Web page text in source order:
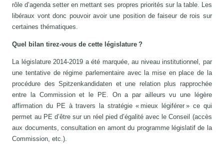
rôle d’agenda setter en mettant ses propres priorités sur la table. Les
libéraux vont donc pouvoir avoir une position de faiseur de rois sur
certaines thématiques.
Quel bilan tirez-vous de cette législature ?
La législature 2014-2019 a été marquée, au niveau institutionnel, par
une tentative de régime parlementaire avec la mise en place de la
procédure des Spitzenkandidaten et une relation plus rapprochée
entre la Commission et le PE. On a par ailleurs vu une légère
affirmation du PE à travers la stratégie « mieux légiférer » ce qui
permet au PE d’être sur un réel pied d’égalité avec le Conseil (accès
aux documents, consultation en amont du programme législatif de la
Commission, etc.).